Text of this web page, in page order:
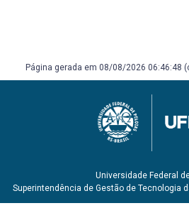
aprendizagem. São Paulo: Saraiva,
MORAN, José Manuel; VALENTE,
Educação a distância: pontos e
SALES, Mary Valda Souza;
Claudia. Educação e 20 tecnologias
comunicação. Salvador: UNEB/EAD,
Lemos. Introdução à educação a
virtual de aprendizagem. Recife: Ed.
Página gerada em 08/08/2026 06:46:48
Universidade Federal
Superintendência de Gestão de Tecnologia